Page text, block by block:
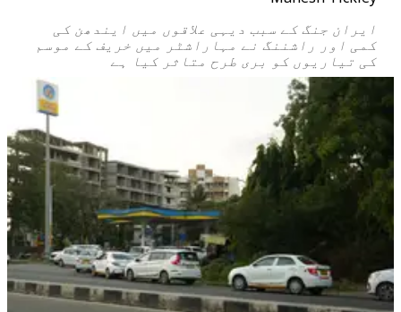
ایران جنگ کے سبب دیہی علاقوں میں ایندھن کی
کمی اور راشننگ نے مہاراشٹر میں خریف کے موسم
کی تیاریوں کو بری طرح متاثر کیا ہے